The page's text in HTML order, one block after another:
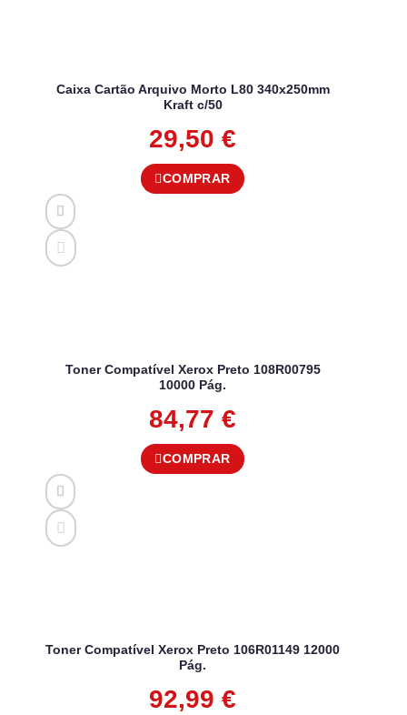
Caixa Cartão Arquivo Morto L80 340x250mm
Kraft c/50
29,50 €
COMPRAR
Toner Compatível Xerox Preto 108R00795
10000 Pág.
84,77 €
COMPRAR
Toner Compatível Xerox Preto 106R01149 12000
Pág.
92,99 €